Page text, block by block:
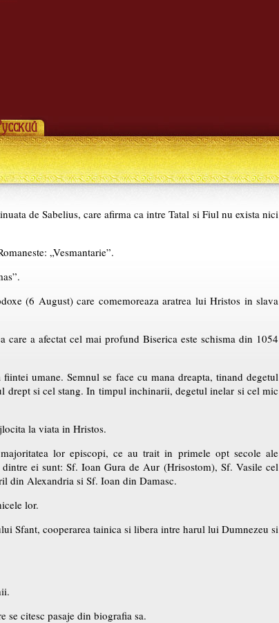
de Sabelius, care afirma ca intre Tatal si Fiul nu exista nici
„Vesmantarie”.
(6 August) care comemoreaza aratrea lui Hristos in slava
a afectat cel mai profund Biserica este schisma din 1054
umane. Semnul se face cu mana dreapta, tinand degetul
drept si cel stang. In timpul inchinarii, degetul inelar si cel mic
la viata in Hristos.
lor episcopi, ce au trait in primele opt secole ale
ei sunt: Sf. Ioan Gura de Aur (Hrisostom), Sf. Vasile cel
din Alexandria si Sf. Ioan din Damasc.
lor.
Sfant, cooperarea tainica si libera intre harul lui Dumnezeu si
se citesc pasaje din biografia sa.